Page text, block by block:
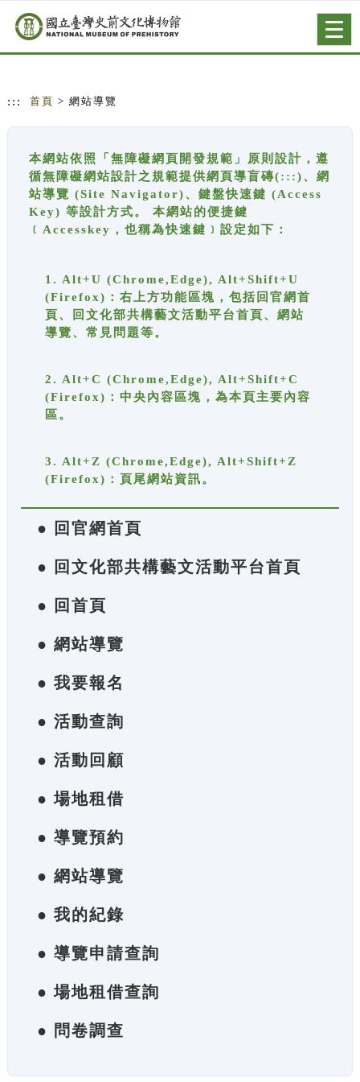
跳到主要內容
網站導覽
::: 首頁 > 網站導覽
本網站依照「無障礙網頁開發規範」原則設計，遵
循無障礙網站設計之規範提供網頁導盲磚(:::)、網
站導覽 (Site Navigator)、鍵盤快速鍵 (Access
Key) 等設計方式。 本網站的便捷鍵
﹝Accesskey，也稱為快速鍵﹞設定如下：
1. Alt+U (Chrome,Edge), Alt+Shift+U
(Firefox)：右上方功能區塊，包括回官網首
頁、回文化部共構藝文活動平台首頁、網站
導覽、常見問題等。
2. Alt+C (Chrome,Edge), Alt+Shift+C
(Firefox)：中央內容區塊，為本頁主要內容
區。
3. Alt+Z (Chrome,Edge), Alt+Shift+Z
(Firefox)：頁尾網站資訊。
● 回官網首頁
● 回文化部共構藝文活動平台首頁
● 回首頁
● 網站導覽
● 我要報名
● 活動查詢
● 活動回顧
● 場地租借
● 導覽預約
● 網站導覽
● 我的紀錄
● 導覽申請查詢
● 場地租借查詢
● 問卷調查